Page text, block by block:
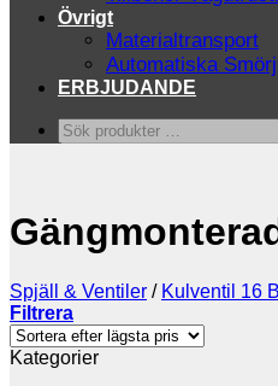
Övrigt
Materialtransport
Automatiska
ERBJUDANDE
Sök
produkter
Spjäll & Ventiler / Kulventil 16
Filtrera
Kategorier